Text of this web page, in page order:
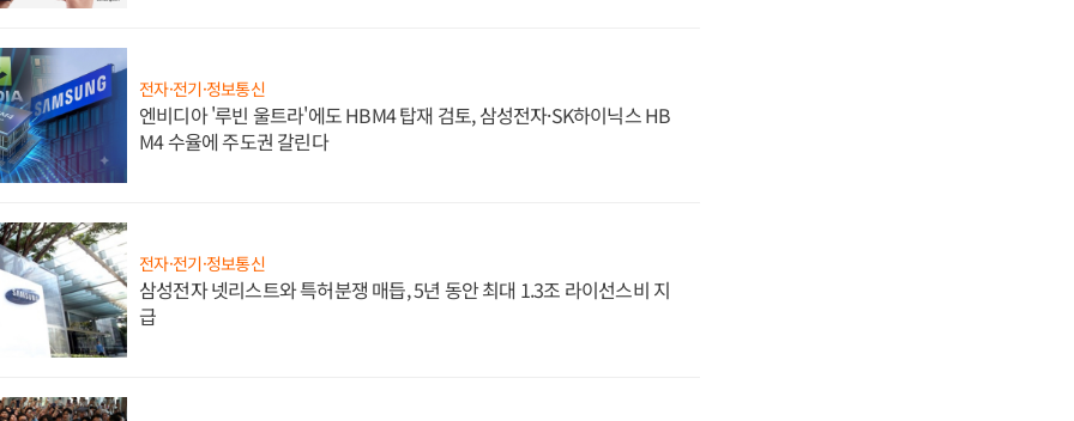
전자·전기·정보통신
엔비디아 '루빈 울트라'에도 HBM4 탑재 검토, 삼성전자·SK하이닉스 HB
M4 수율에 주도권 갈린다
전자·전기·정보통신
삼성전자 넷리스트와 특허분쟁 매듭, 5년 동안 최대 1.3조 라이선스비 지
급